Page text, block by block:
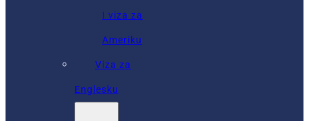
I viza za
Ameriku
Viza za
Englesku